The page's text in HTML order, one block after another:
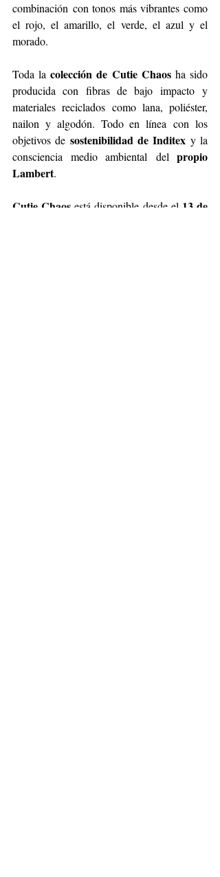
combinación con tonos más vibrantes como
el rojo, el amarillo, el verde, el azul y el
morado.
Toda la colección de Cutie Chaos ha sido
producida con fibras de bajo impacto y
materiales reciclados como lana, poliéster,
nailon y algodón. Todo en línea con los
objetivos de sostenibilidad de Inditex y la
consciencia medio ambiental
del propio
Lambert.
Cutie Chaos está disponible desde el 13 de